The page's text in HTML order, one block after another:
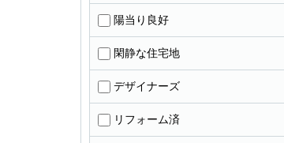
陽当り良好
閑静な住宅地
デザイナーズ
リフォーム済